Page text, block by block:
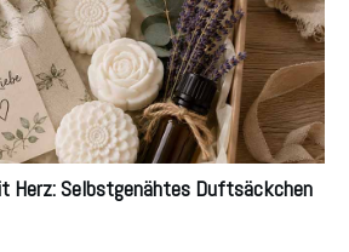
Herz: Selbstgenähtes Duftsäckchen